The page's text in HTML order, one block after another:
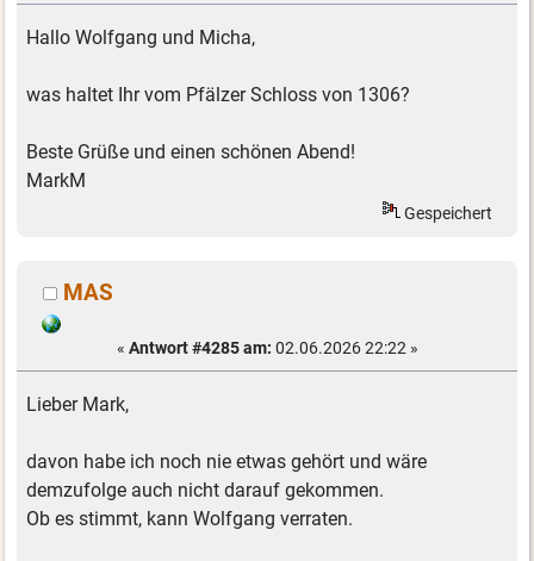
Hallo Wolfgang und Micha,
was haltet Ihr vom Pfälzer Schloss von 1306?
Beste Grüße und einen schönen Abend!
MarkM
Gespeichert
MAS
« Antwort #4285 am: 02.06.2026 22:22 »
Lieber Mark,
davon habe ich noch nie etwas gehört und wäre
demzufolge auch nicht darauf gekommen.
Ob es stimmt, kann Wolfgang verraten.